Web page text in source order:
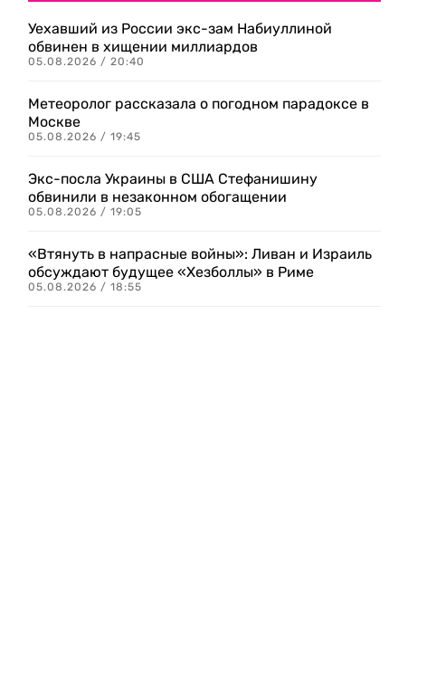
Уехавший из России экс-зам Набиуллиной
обвинен в хищении миллиардов
05.08.2026 / 20:40
Метеоролог рассказала о погодном парадоксе в
Москве
05.08.2026 / 19:45
Экс-посла Украины в США Стефанишину
обвинили в незаконном обогащении
05.08.2026 / 19:05
«Втянуть в напрасные войны»: Ливан и Израиль
обсуждают будущее «Хезболлы» в Риме
05.08.2026 / 18:55